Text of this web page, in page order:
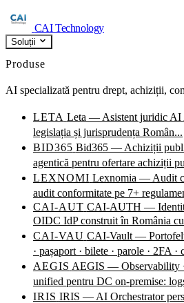
CAI Technology
Soluții
Produse
AI specializată pentru drept, achiziții,
LETA Leta — Asistent juridic AI
legislația și jurisprudența Român...
BID365 Bid365 — Achiziții
agentică pentru ofertare achiziții
LEXNOMI Lexnomia — Audit
audit conformitate pe 7+
CAI-AUT CAI-AUTH —
OIDC IdP construit în România
CAI-VAU CAI-Vault —
· pașaport · bilete · parole · 2FA ·
AEGIS AEGIS — Observability
unified pentru DC on-premise:
IRIS IRIS — AI Orchestrator